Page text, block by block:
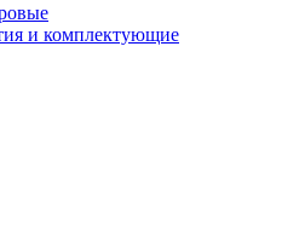
и комплектующие